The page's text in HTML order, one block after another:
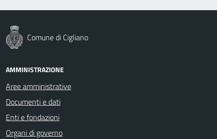
Comune di Cigliano
AMMINISTRAZIONE
Aree amministrative
Documenti e dati
Enti e fondazioni
Organi di governo